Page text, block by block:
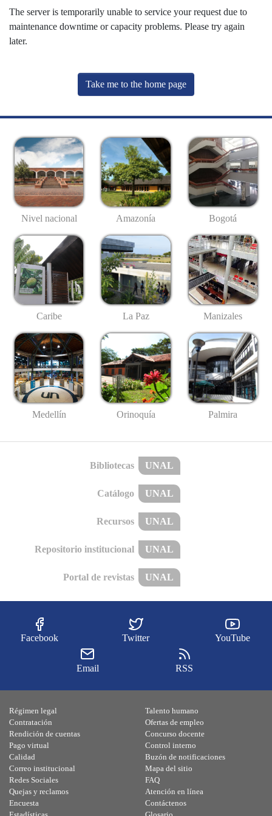
The server is temporarily unable to service your request due to
maintenance downtime or capacity problems. Please try again
later.
Take me to the home page
Nivel nacional Amazonía Bogotá
Caribe La Paz Manizales
Medellín Orinoquía Palmira
Bibliotecas UNAL
Catálogo UNAL
Recursos UNAL
Repositorio institucional UNAL
Portal de revistas UNAL
Facebook Twitter YouTube
Email RSS
Régimen legal
Contratación
Rendición de cuentas
Pago virtual
Calidad
Talento humano
Ofertas de empleo
Concurso docente
Control interno
Buzón de notificaciones
Correo institucional
Redes Sociales
Quejas y reclamos
Encuesta
Mapa del sitio
FAQ
Atención en línea
Contáctenos